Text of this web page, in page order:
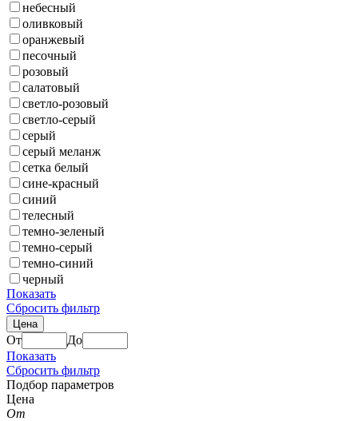
небесный
оливковый
оранжевый
песочный
розовый
салатовый
светло-розовый
светло-серый
серый
серый меланж
сетка белый
сине-красный
синий
телесный
темно-зеленый
темно-серый
темно-синий
черный
Показать
Сбросить фильтр
Цена
От
До
Показать
Сбросить фильтр
Подбор параметров
Цена
От